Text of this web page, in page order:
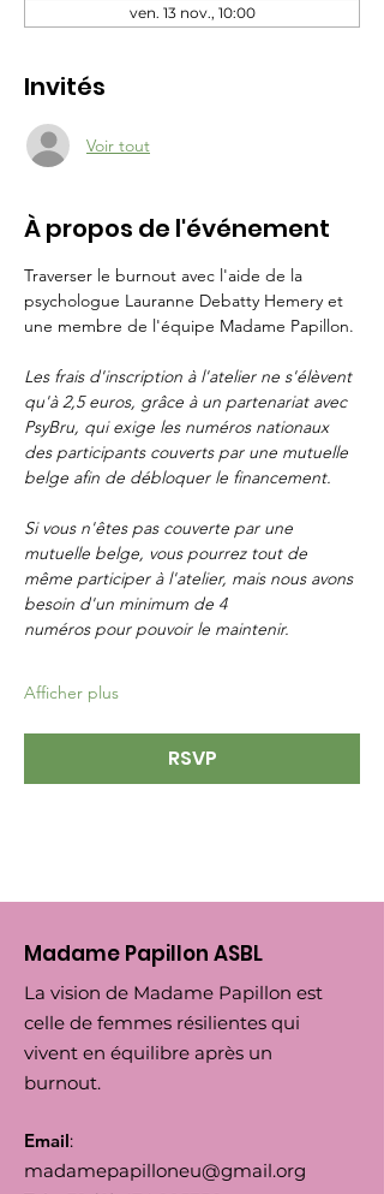
ven. 13 nov., 10:00
Invités
Voir tout
À propos de l'événement
Traverser le burnout avec l'aide de la
psychologue Lauranne Debatty Hemery et
une membre de l'équipe Madame Papillon.
Les frais d'inscription à l'atelier ne s'élèvent
qu'à 2,5 euros, grâce à un partenariat avec
PsyBru, qui exige les numéros nationaux
des participants couverts par une mutuelle
belge afin de débloquer le financement.
Si vous n'êtes pas couverte par une
mutuelle belge, vous pourrez tout de
même participer à l'atelier, mais nous avons
besoin d'un minimum de 4
numéros pour pouvoir le maintenir.
Afficher plus
RSVP
Madame Papillon ASBL
La vision de Madame Papillon est
celle de femmes résilientes qui
vivent en équilibre après un
burnout.
Email:
madamepapilloneu@gmail.org